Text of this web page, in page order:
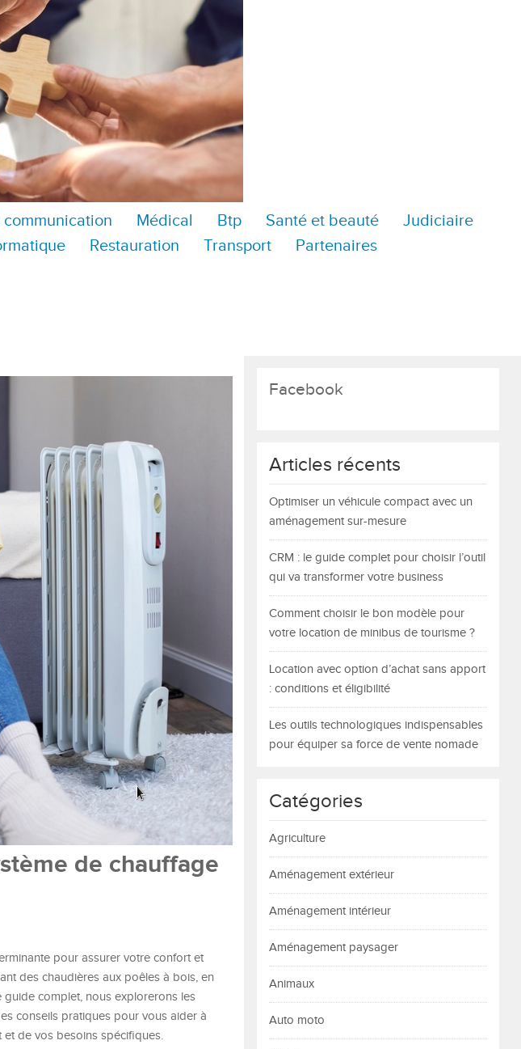
Médical Btp Santé et beauté
Judiciaire
Restauration Transport Partenaires
de chauffage
pour assurer votre confort et
des chaudières aux poêles à bois, en
guide complet, nous explorerons les
conseils pratiques pour vous aider à
de vos besoins spécifiques.
Facebook
Articles récents
Optimiser un véhicule compact avec un
aménagement sur-mesure
CRM : le guide complet pour choisir l’outil
qui va transformer votre business
Comment choisir le bon modèle pour
votre location de minibus de tourisme ?
Location avec option d’achat sans apport
: conditions et éligibilité
Les outils technologiques indispensables
pour équiper sa force de vente nomade
Catégories
Agriculture
Aménagement extérieur
Aménagement intérieur
Aménagement paysager
Animaux
Auto moto